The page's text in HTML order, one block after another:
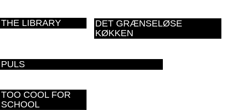
THE LIBRARY
DET GRÆNSELØSE
KØKKEN
PULS
TOO COOL FOR
SCHOOL